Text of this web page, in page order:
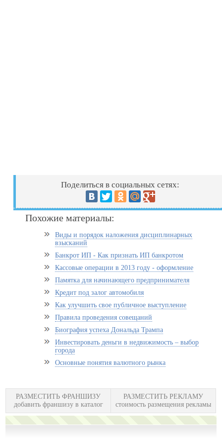
Поделиться в социальных сетях:
Похожие материалы:
Виды и порядок наложения дисциплинарных
взысканий
Банкрот ИП - Как признать ИП банкротом
Кассовые операции в 2013 году - оформление
Памятка для начинающего предпринимателя
Кредит под залог автомобиля
Как улучшить свое публичное выступление
Правила проведения совещаний
Биография успеха Дональда Трампа
Инвестировать деньги в недвижимость – выбор
города
Основные понятия валютного рынка
РАЗМЕСТИТЬ ФРАНШИЗУ
добавить франшизу в каталог
РАЗМЕСТИТЬ РЕКЛАМУ
стоимость размещения рекламы